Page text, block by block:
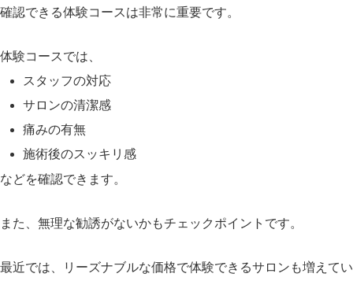
確認できる体験コースは非常に重要です。
体験コースでは、
スタッフの対応
サロンの清潔感
痛みの有無
施術後のスッキリ感
などを確認できます。
また、無理な勧誘がないかもチェックポイントです。
最近では、リーズナブルな価格で体験できるサロンも増えてい